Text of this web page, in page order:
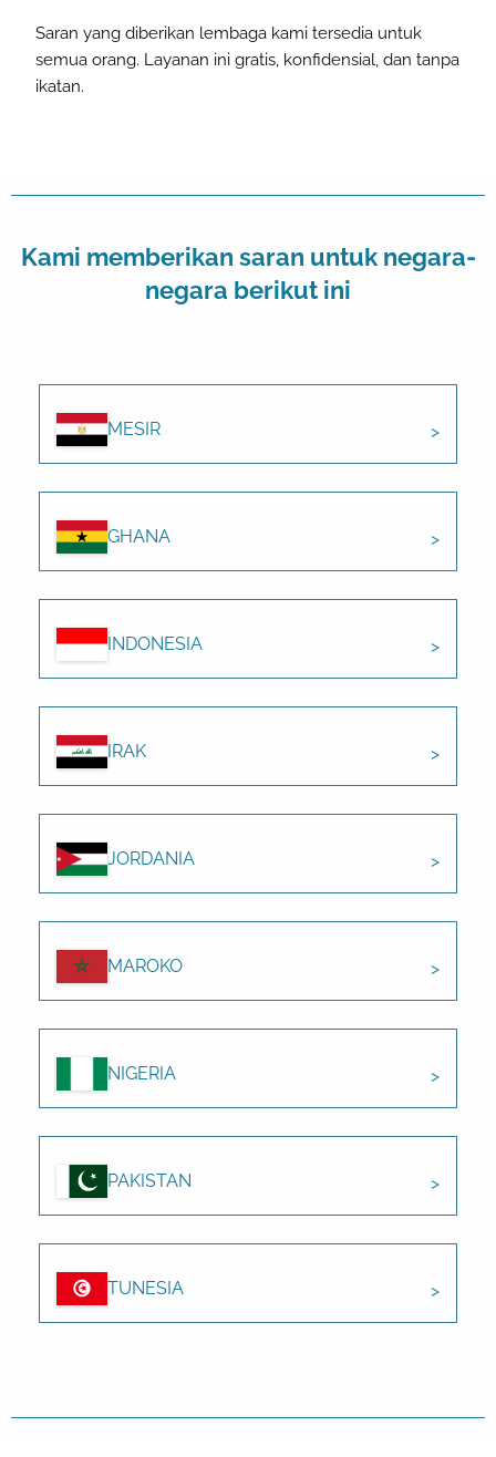
Saran yang diberikan lembaga kami tersedia untuk
semua orang. Layanan ini gratis, konfidensial, dan tanpa
ikatan.
Kami memberikan saran untuk negara-
negara berikut ini
MESIR
GHANA
INDONESIA
IRAK
JORDANIA
MAROKO
NIGERIA
PAKISTAN
TUNESIA